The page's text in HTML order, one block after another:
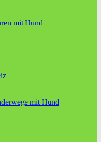
mit Hund
mit Hund